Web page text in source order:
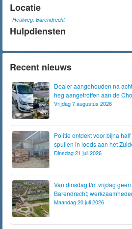
Locatie
Heulweg, Barendrecht
Hulpdiensten
Recent nieuws
Dealer aangehouden na
heg aangetroffen aan de
Vrijdag 7 augustus 2026
Politie ontdekt voor bijna
spullen in loods aan het
Dinsdag 21 juli 2026
Van dinsdag t/m vrijdag
Barendrecht;
Maandag 20 juli 2026